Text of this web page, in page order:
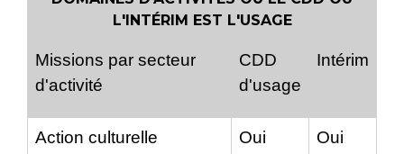
L'INTÉRIM EST L'USAGE
Missions par secteur
d'activité
CDD
d'usage
Intérim
Action culturelle Oui Oui